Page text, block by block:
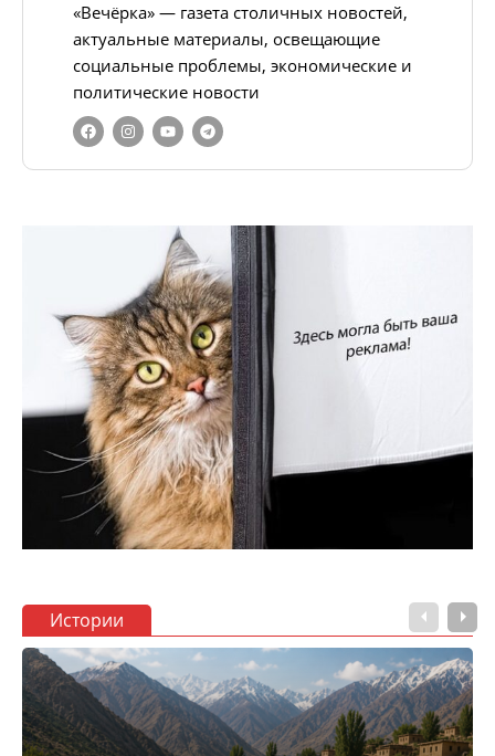
«Вечёрка» — газета столичных новостей,
актуальные материалы, освещающие
социальные проблемы, экономические и
политические новости
Истории